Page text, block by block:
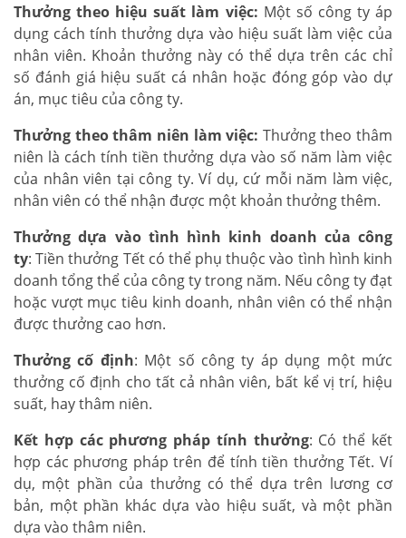
Thưởng theo hiệu suất làm việc: Một số công ty áp
dụng cách tính thưởng dựa vào hiệu suất làm việc của
nhân viên. Khoản thưởng này có thể dựa trên các chỉ
số đánh giá hiệu suất cá nhân hoặc đóng góp vào dự
án, mục tiêu của công ty.
Thưởng theo thâm niên làm việc: Thưởng theo thâm
niên là cách tính tiền thưởng dựa vào số năm làm việc
của nhân viên tại công ty. Ví dụ, cứ mỗi năm làm việc,
nhân viên có thể nhận được một khoản thưởng thêm.
Thưởng dựa vào tình hình kinh doanh của công
ty: Tiền thưởng Tết có thể phụ thuộc vào tình hình kinh
doanh tổng thể của công ty trong năm. Nếu công ty đạt
hoặc vượt mục tiêu kinh doanh, nhân viên có thể nhận
được thưởng cao hơn.
Thưởng cố định: Một số công ty áp dụng một mức
thưởng cố định cho tất cả nhân viên, bất kể vị trí, hiệu
suất, hay thâm niên.
Kết hợp các phương pháp tính thưởng: Có thể kết
hợp các phương pháp trên để tính tiền thưởng Tết. Ví
dụ, một phần của thưởng có thể dựa trên lương cơ
bản, một phần khác dựa vào hiệu suất, và một phần
dựa vào thâm niên.